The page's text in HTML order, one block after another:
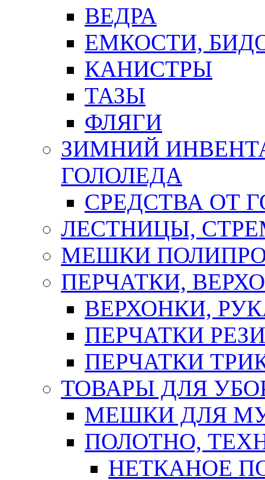
ВЕДРА
ЕМКОСТИ,
КАНИСТРЫ
ТАЗЫ
ФЛЯГИ
ЗИМНИЙ
ГОЛОЛЕДА
СРЕДСТВА ОТ
ЛЕСТНИЦЫ,
МЕШКИ
ПЕРЧАТКИ,
ВЕРХОНКИ,
ПЕРЧАТКИ
ПЕРЧАТКИ
ТОВАРЫ ДЛЯ
МЕШКИ ДЛЯ
ПОЛОТНО,
НЕТКАНОЕ